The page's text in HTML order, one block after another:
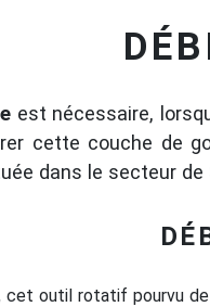
est nécessaire,
cette couche de
dans le secteur de
cet outil rotatif pourvu